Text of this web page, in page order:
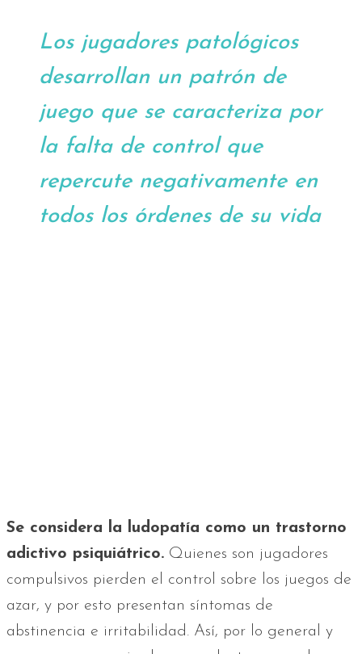
Los jugadores patológicos
desarrollan un patrón de
juego que se caracteriza por
la falta de control que
repercute negativamente en
todos los órdenes de su vida
Se considera la ludopatía como un trastorno
adictivo psiquiátrico. Quienes son jugadores
compulsivos pierden el control sobre los juegos de
azar, y por esto presentan síntomas de
abstinencia e irritabilidad. Así, por lo general y